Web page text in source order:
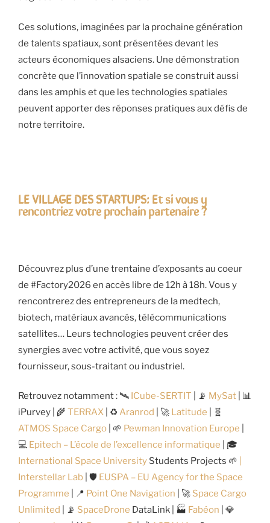
Ces solutions, imaginées par la prochaine génération
de talents spatiaux, sont présentées devant les
acteurs économiques alsaciens. Une démonstration
concrète que l’innovation spatiale se construit aussi
dans les amphis et que les technologies spatiales
peuvent apporter des réponses pratiques aux défis de
notre territoire.
LE VILLAGE DES STARTUPS: Et si vous y
rencontriez votre prochain partenaire ?
Découvrez plus d’une trentaine d’exposants au coeur
de #Factory2026 en accès libre de 12h à 18h. Vous y
rencontrerez des entrepreneurs de la medtech,
biotech, matériaux avancés, télécommunications
satellites… Leurs technologies peuvent créer des
synergies avec votre activité, que vous soyez
fournisseur, sous-traitant ou industriel.
Retrouvez notamment : 🛰️ ICube-SERTIT | 📡 MySat | 📊
iPurvey | 🌾 TERRAX | ♻️ Aranrod | 🚀 Latitude | 🧬
ATMOS Space Cargo | 🌱 Pewman Innovation Europe
💻 Epitech – L’école de l’excellence informatique | 🎓
International Space University Students Projects 🌱
Interstellar Lab | 🛡️ EUSPA – EU Agency for the Space
Programme | 📍 Point One Navigation | 🚀 Space Cargo
Unlimited | 📡 SpaceDrone DataLink | 🏭 Fabéon | 💎